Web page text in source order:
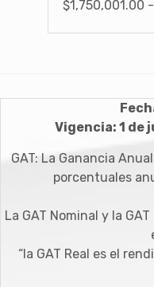
$1,750,001.00
Vigencia: 1 de
GAT: La Ganancia
porcentuales
La GAT Nominal y la
“la GAT Real es el